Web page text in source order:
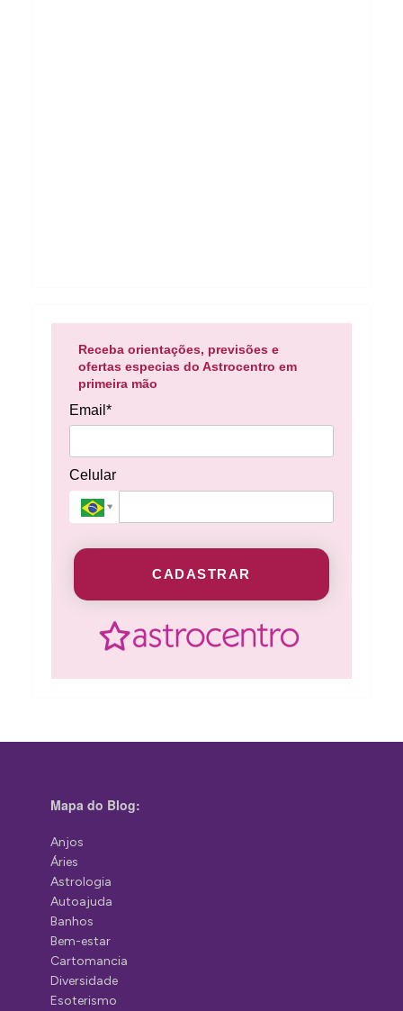
Receba orientações, previsões e
ofertas especias do Astrocentro em
primeira mão
Email*
Celular
CADASTRAR
Mapa do Blog:
Anjos
Áries
Astrologia
Autoajuda
Banhos
Bem-estar
Cartomancia
Diversidade
Esoterismo